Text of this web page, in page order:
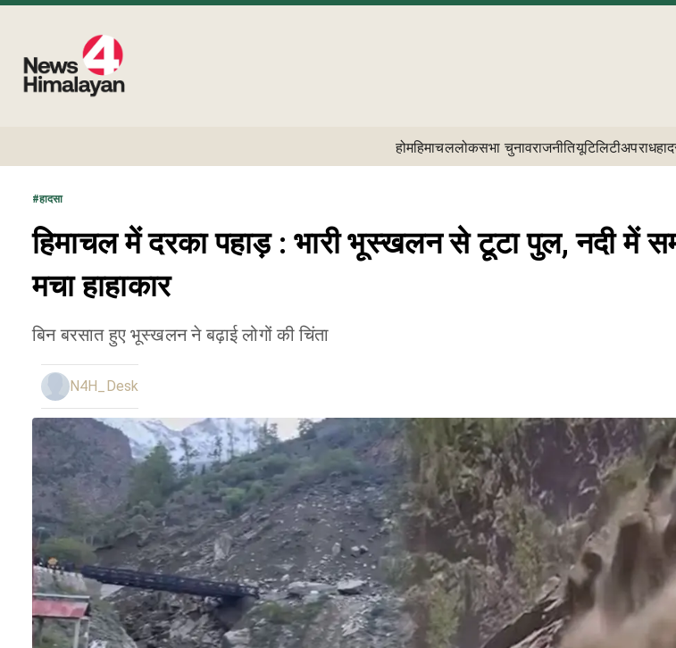
होमहिमाचललोकसभा चुनावराजनीतियूटिलिटीअपराध
#हादसा
हिमाचल में दरका पहाड़ : भारी भूस्खलन से टूटा पुल, नदी में
मचा हाहाकार
बिन बरसात हुए भूस्खलन ने बढ़ाई लोगों की चिंता
N4H_Desk